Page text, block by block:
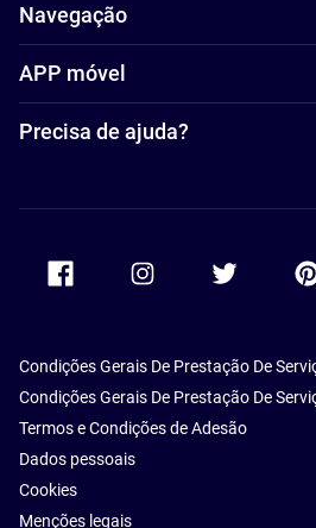
Navegação
APP móvel
Precisa de ajuda?
Condições Gerais De Prestação De
Condições Gerais De Prestação De
Termos e Condições de Adesão
Dados pessoais
Cookies
Menções legais